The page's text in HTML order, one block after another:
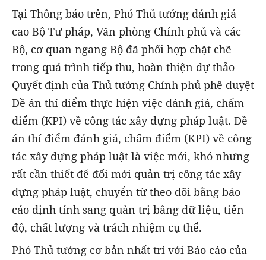
Tại Thông báo trên, Phó Thủ tướng đánh giá
cao Bộ Tư pháp, Văn phòng Chính phủ và các
Bộ, cơ quan ngang Bộ đã phối hợp chặt chẽ
trong quá trình tiếp thu, hoàn thiện dự thảo
Quyết định của Thủ tướng Chính phủ phê duyệt
Đề án thí điểm thực hiện việc đánh giá, chấm
điểm (KPI) về công tác xây dựng pháp luật. Đề
án thí điểm đánh giá, chấm điểm (KPI) về công
tác xây dựng pháp luật là việc mới, khó nhưng
rất cần thiết để đổi mới quản trị công tác xây
dựng pháp luật, chuyển từ theo dõi bằng báo
cáo định tính sang quản trị bằng dữ liệu, tiến
độ, chất lượng và trách nhiệm cụ thể.
Phó Thủ tướng cơ bản nhất trí với Báo cáo của